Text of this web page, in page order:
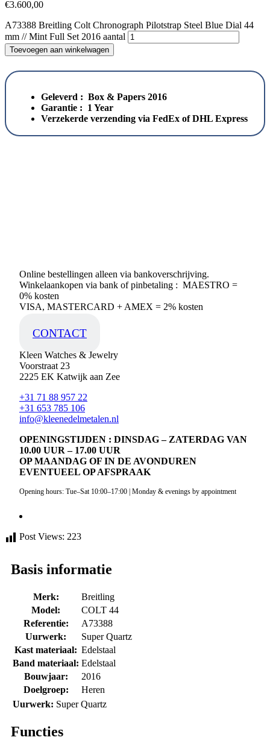
€3.600,00
A73388 Breitling Colt Chronograph Pilotstrap Steel Blue Dial 44
mm // Mint Full Set 2016 aantal
Toevoegen aan winkelwagen
Geleverd : Box & Papers 2016
Garantie : 1 Year
Verzekerde verzending via FedEx of DHL Express
Online bestellingen alleen via bankoverschrijving.
Winkelaankopen via bank of pinbetaling : MAESTRO =
0% kosten
VISA, MASTERCARD + AMEX = 2% kosten
CONTACT
Kleen Watches & Jewelry
Voorstraat 23
2225 EK Katwijk aan Zee
+31 71 88 957 22
+31 653 785 106
info@kleenedelmetalen.nl
OPENINGSTIJDEN : DINSDAG – ZATERDAG VAN
10.00 UUR – 17.00 UUR
OP MAANDAG OF IN DE AVONDUREN
EVENTUEEL OP AFSPRAAK
Opening hours: Tue–Sat 10:00–17:00 | Monday & evenings by appointment
Post Views: 223
Basis informatie
Merk:
Breitling
Model:
COLT 44
Referentie:
A73388
Uurwerk:
Super Quartz
Kast materiaal: Edelstaal
Band materiaal: Edelstaal
Bouwjaar:
2016
Doelgroep:
Heren
Uurwerk: Super Quartz
Functies